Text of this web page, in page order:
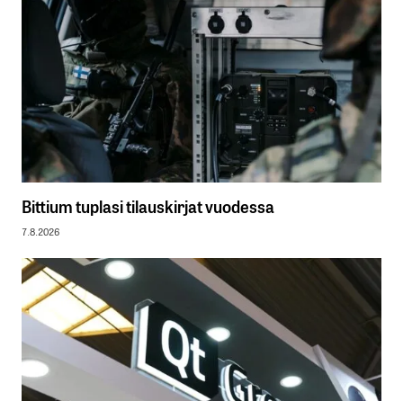
Bittium tuplasi tilauskirjat vuodessa
7.8.2026